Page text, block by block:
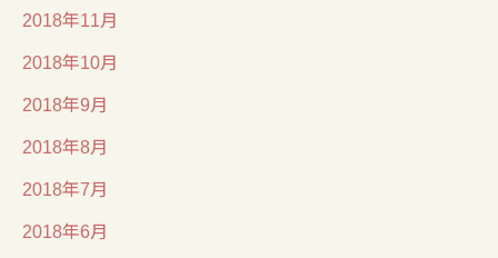
2018年11月
2018年10月
2018年9月
2018年8月
2018年7月
2018年6月